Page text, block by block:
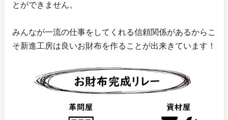
とができません。
みんなが一流の仕事をしてくれる信頼関係があるからこ
そ新進工房は良いお財布を作ることが出来きています！